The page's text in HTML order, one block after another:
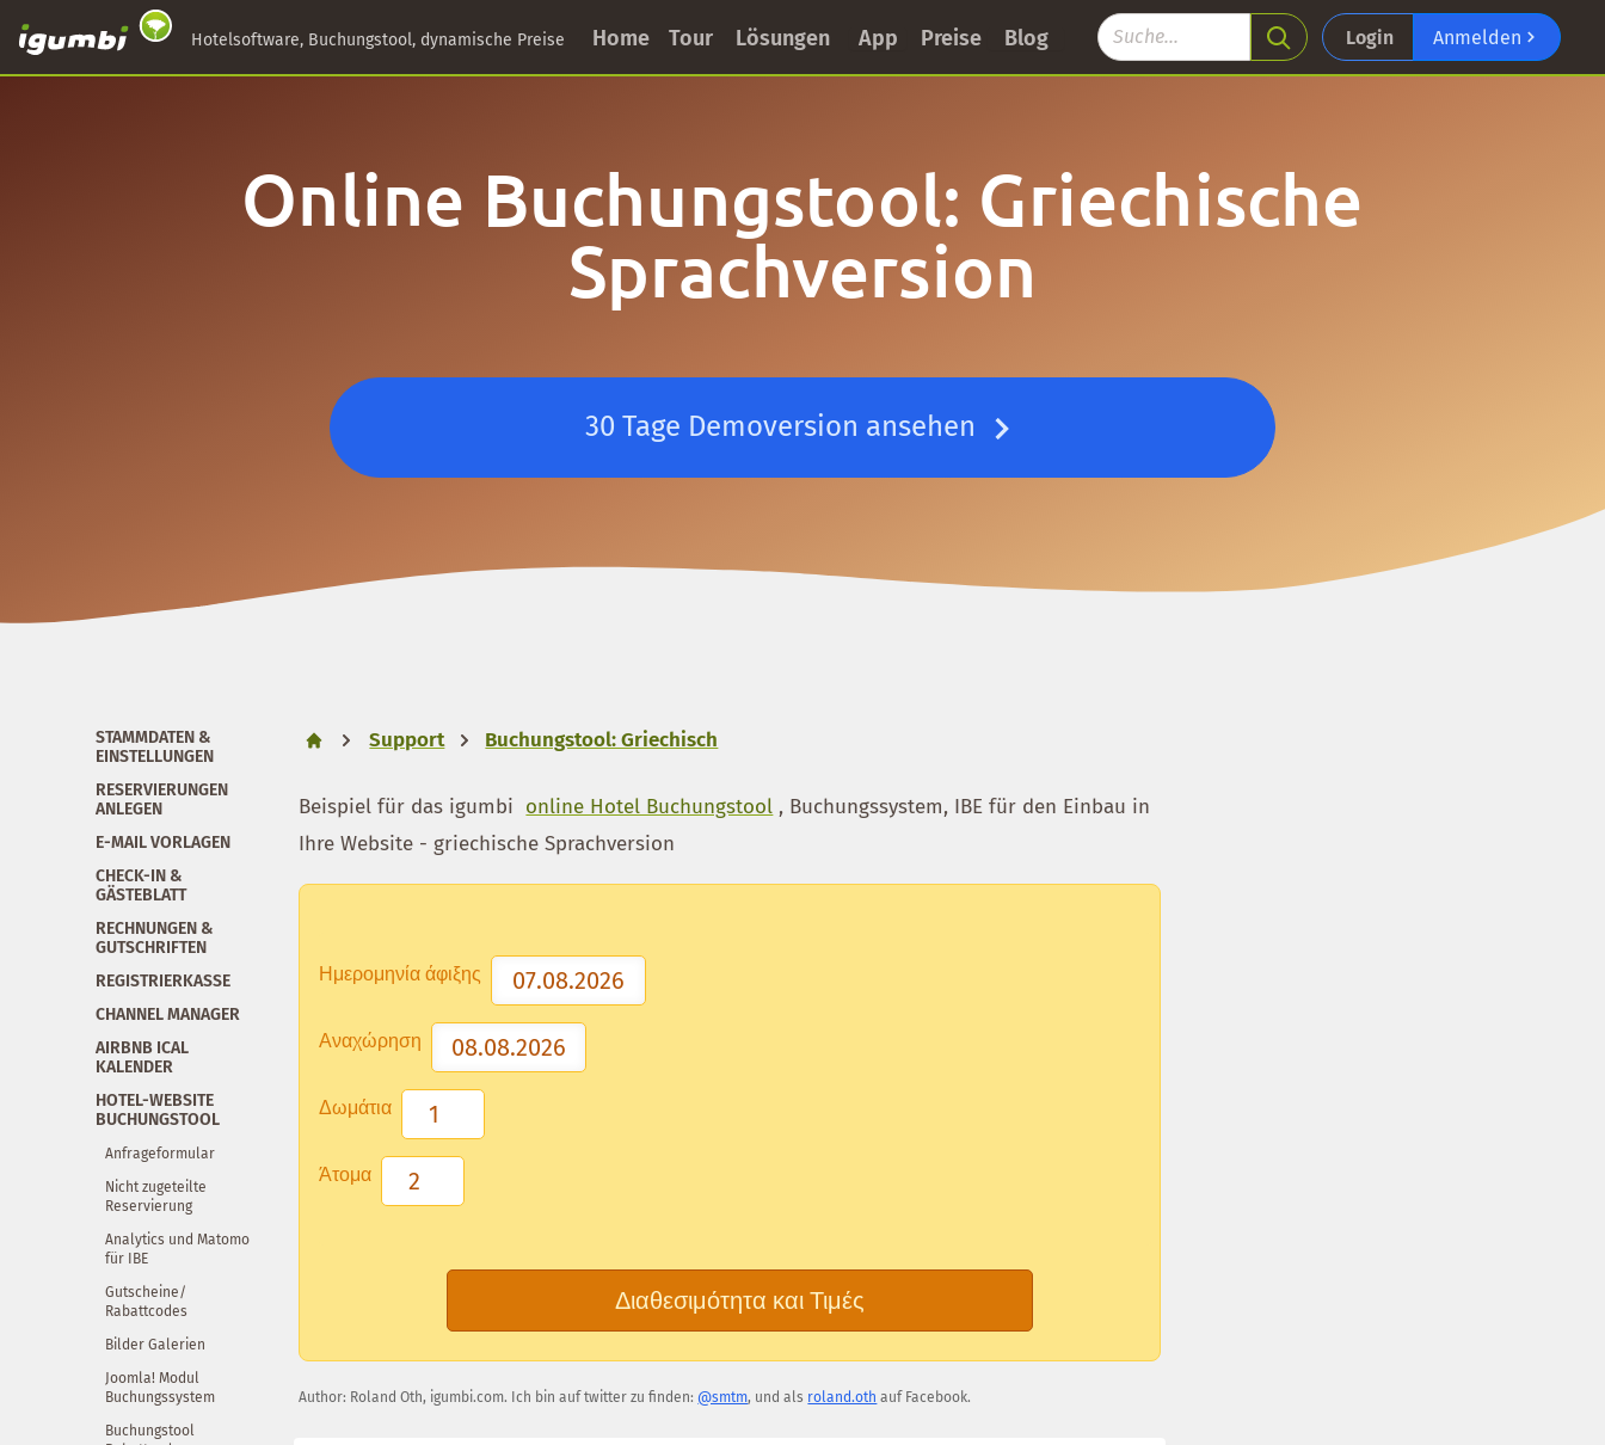
Hotelsoftware, Buchungstool, dynamische Preise Home Tour Lösungen App Preise Blog Login Anmelden
Online Buchungstool: Griechische
Sprachversion
30 Tage Demoversion ansehen
STAMMDATEN &
EINSTELLUNGEN
RESERVIERUNGEN
ANLEGEN
E-MAIL VORLAGEN
CHECK-IN &
GÄSTEBLATT
RECHNUNGEN &
GUTSCHRIFTEN
REGISTRIERKASSE
CHANNEL MANAGER
AIRBNB ICAL
KALENDER
HOTEL-WEBSITE
BUCHUNGSTOOL
Anfrageformular
Nicht zugeteilte
Reservierung
Analytics und Matomo
für IBE
Gutscheine/
Rabattcodes
Bilder Galerien
Joomla! Modul
Buchungssystem
Buchungstool
Support Buchungstool: Griechisch
Beispiel für das igumbi online Hotel Buchungstool , Buchungssystem, IBE für den Einbau in
Ihre Website - griechische Sprachversion
Ημερομηνία άφιξης
Αναχώρηση
Δωμάτια
Άτομα
Διαθεσιμότητα και Τιμές
Author: Roland Oth, igumbi.com. Ich bin auf twitter zu finden: @smtm, und als roland.oth auf Facebook.